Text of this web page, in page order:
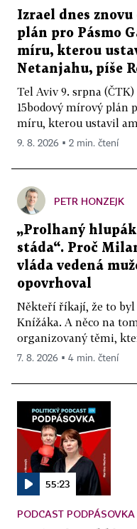
Izrael dnes
plán pro Pásmo
míru, kterou
Netanjahu, píše
Tel Aviv 9. srpna
15bodový mírový plán
míru, kterou ustavil
9. 8. 2026 ▪ 2 min. čtení
PETR HONZEJK
„Prolhaný
stáda“. Proč
vláda vedená
opovrhoval
Někteří říkají, že to
Knížáka. A něco na
organizovaný těmi,
7. 8. 2026 ▪ 4 min. čtení
55:23
PODCAST PODPÁSOVKA